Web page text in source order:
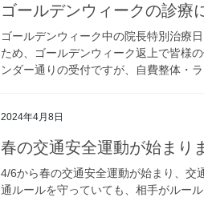
ゴールデンウィークの診療
ゴールデンウィーク中の院長特別治療
ため、ゴールデンウィーク返上で皆様
ンダー通りの受付ですが、自費整体・
2024年4月8日
春の交通安全運動が始まり
4/6から春の交通安全運動が始まり、交
通ルールを守っていても、相手がルー